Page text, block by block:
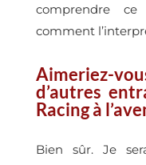
comprendre
comment
Aimeriez-
d’autres
Racing à
Bien sûr. Je